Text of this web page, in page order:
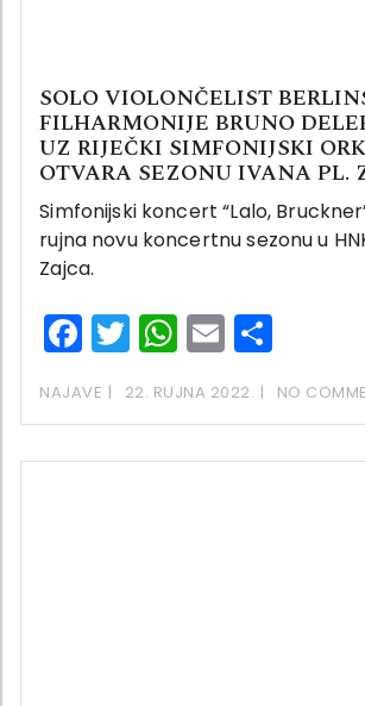
SOLO VIOLONČELIST
FILHARMONIJE BRUNO
UZ RIJEČKI SIMFONIJSKI
OTVARA SEZONU IVANA PL.
Simfonijski koncert “Lalo,
rujna novu koncertnu sezonu u
Zajca.
Facebook
Twitter
WhatsApp
Email
NAJAVE 22. RUJNA 2022. NO